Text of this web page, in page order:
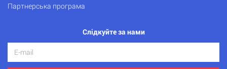
Партнерська програма
Слідкуйте за нами